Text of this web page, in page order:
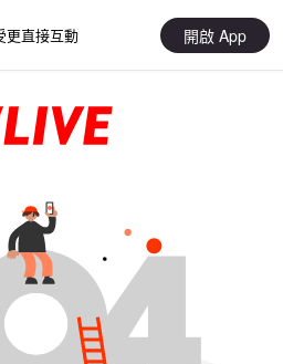
更直接互動 開啟 App